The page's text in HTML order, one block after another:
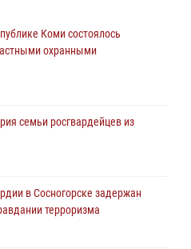
проверил ДОЛ «Орленок»
отработали план «Квартал»
этап ежегодного
мастерства среди
Росгвардии
участие в молебне в рамках
князя
Коми состоялось
охранными
семьи росгвардейцев из
в Сосногорске задержан
терроризма